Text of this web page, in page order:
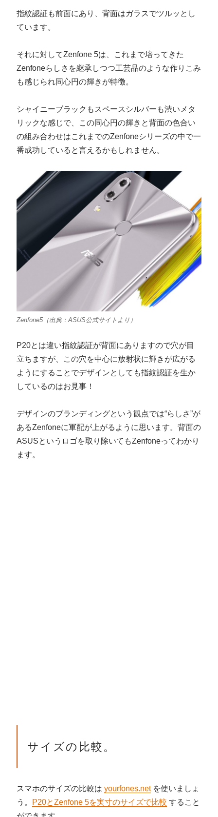
指紋認証も前面にあり、背面はガラスでツルッとし
ています。
それに対してZenfone 5は、これまで培ってきた
Zenfoneらしさを継承しつつ工芸品のような作りこみ
も感じられ同心円の輝きが特徴。
シャイニーブラックもスペースシルバーも渋いメタ
リックな感じで、この同心円の輝きと背面の色合い
の組み合わせはこれまでのZenfoneシリーズの中で一
番成功していると言えるかもしれません。
Zenfone5（出典：ASUS公式サイトより）
P20とは違い指紋認証が背面にありますので穴が目
立ちますが、この穴を中心に放射状に輝きが広がる
ようにすることでデザインとしても指紋認証を生か
しているのはお見事！
デザインのブランディングという観点では“らしさ”が
あるZenfoneに軍配が上がるように思います。背面の
ASUSというロゴを取り除いてもZenfoneってわかり
ます。
サイズの比較。
スマホのサイズの比較はyourfones.netを使いましょ
う。 P20とZenfone 5を実寸のサイズで比較 すること